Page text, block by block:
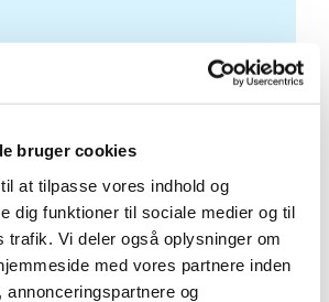
bruger cookies
at tilpasse vores indhold og
dig funktioner til sociale medier og til
trafik. Vi deler også oplysninger om
med vores partnere inden
annonceringspartnere og